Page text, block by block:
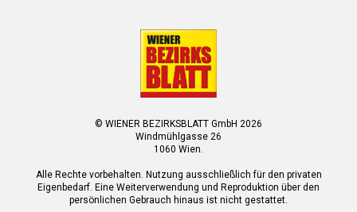
© WIENER BEZIRKSBLATT GmbH 2026
Windmühlgasse 26
1060 Wien.
Alle Rechte vorbehalten. Nutzung ausschließlich für den privaten
Eigenbedarf. Eine Weiterverwendung und Reproduktion über den
persönlichen Gebrauch hinaus ist nicht gestattet.